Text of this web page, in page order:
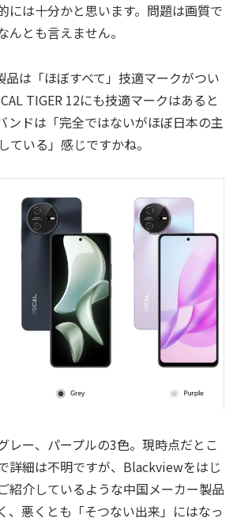
には十分かと思います。問題は画質で
んとも言えません。
は「ほぼすべて」技適マークがつい
TIGER 12にも技適マークはあると
ンドは「完全ではないがほぼ日本の主
ている」感じですかね。
レー、パープルの3色。現時点だとこ
詳細は不明ですが、Blackviewをはじ
紹介しているような中国メーカー製品
、悪くとも「そつない出来」にはなっ